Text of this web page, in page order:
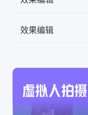
效果编辑